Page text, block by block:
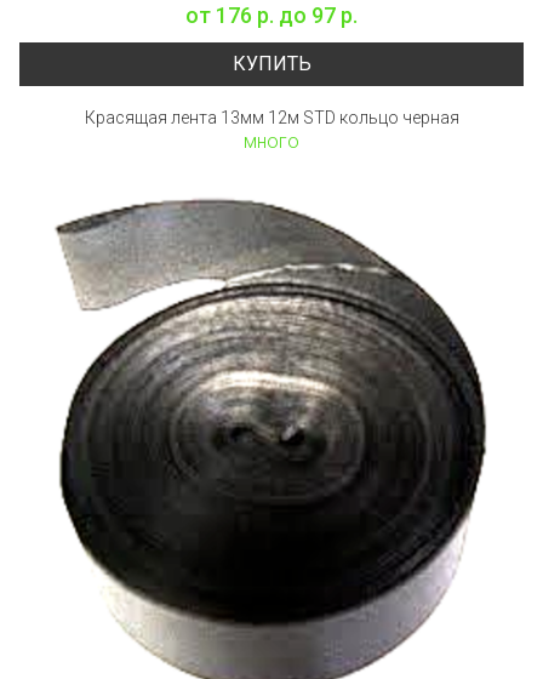
от 176 р. до 97 р.
КУПИТЬ
Красящая лента 13мм 12м STD кольцо черная
много